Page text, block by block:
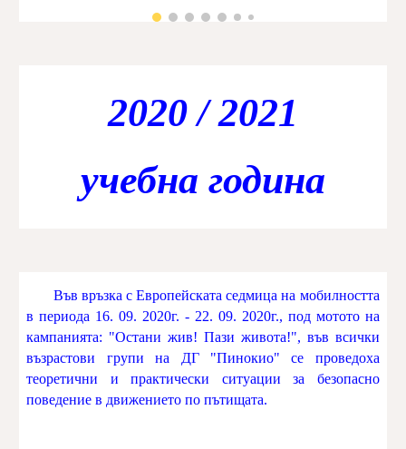
2020 / 2021
учебна година
Във връзка с Европейската седмица на мобилността
в периода 16. 09. 2020г. - 22. 09. 2020г., под мотото на
кампанията: "Остани жив! Пази живота!", във всички
възрастови групи на ДГ "Пинокио" се проведоха
теоретични и практически ситуации за безопасно
поведение в движението по пътищата.